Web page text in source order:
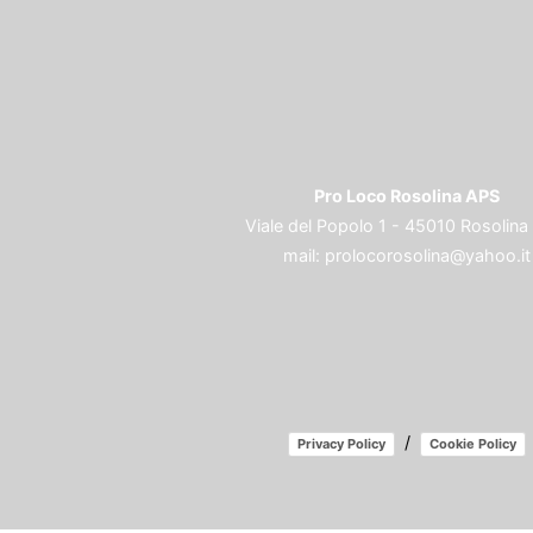
Pro Loco Rosolina APS
Viale del Popolo 1 - 45010 Rosolina
mail: prolocorosolina@yahoo.it
Privacy Policy / Cookie Policy